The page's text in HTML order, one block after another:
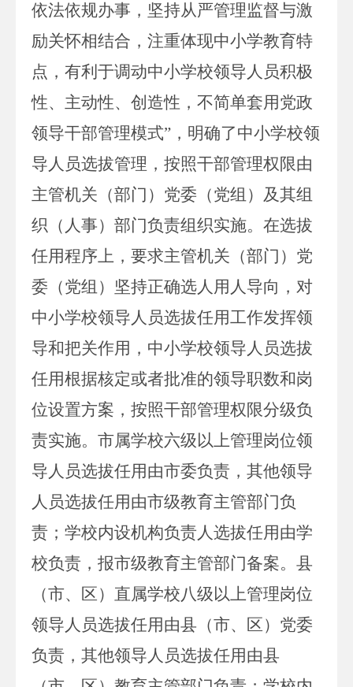
依法依规办事，坚持从严管理监督与激
励关怀相结合，注重体现中小学教育特
点，有利于调动中小学校领导人员积极
性、主动性、创造性，不简单套用党政
领导干部管理模式”，明确了中小学校领
导人员选拔管理，按照干部管理权限由
主管机关（部门）党委（党组）及其组
织（人事）部门负责组织实施。在选拔
任用程序上，要求主管机关（部门）党
委（党组）坚持正确选人用人导向，对
中小学校领导人员选拔任用工作发挥领
导和把关作用，中小学校领导人员选拔
任用根据核定或者批准的领导职数和岗
位设置方案，按照干部管理权限分级负
责实施。市属学校六级以上管理岗位领
导人员选拔任用由市委负责，其他领导
人员选拔任用由市级教育主管部门负
责；学校内设机构负责人选拔任用由学
校负责，报市级教育主管部门备案。县
（市、区）直属学校八级以上管理岗位
领导人员选拔任用由县（市、区）党委
负责，其他领导人员选拔任用由县